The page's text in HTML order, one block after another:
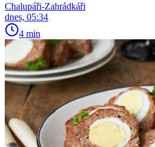
Chalupáři-Zahrádkáři
dnes, 05:34
4 min